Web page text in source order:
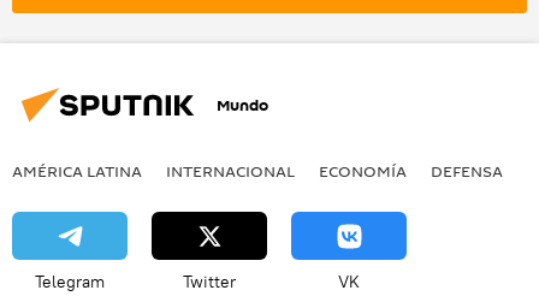
bloqueo
💬 Opinión y Análisis
Mundo
AMÉRICA LATINA INTERNACIONAL ECONOMÍA DEFENSA
Telegram Twitter VK